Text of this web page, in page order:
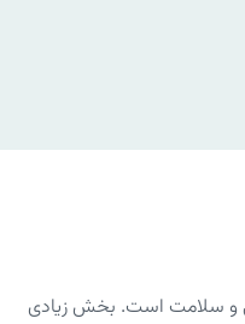
و سلامت است. بخش زیادی